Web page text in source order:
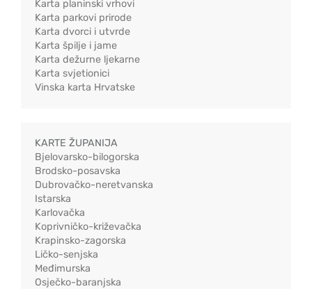
Karta planinski vrhovi
Karta parkovi prirode
Karta dvorci i utvrde
Karta špilje i jame
Karta dežurne ljekarne
Karta svjetionici
Vinska karta Hrvatske
KARTE ŽUPANIJA
Bjelovarsko-bilogorska
Brodsko-posavska
Dubrovačko-neretvanska
Istarska
Karlovačka
Koprivničko-križevačka
Krapinsko-zagorska
Ličko-senjska
Međimurska
Osječko-baranjska